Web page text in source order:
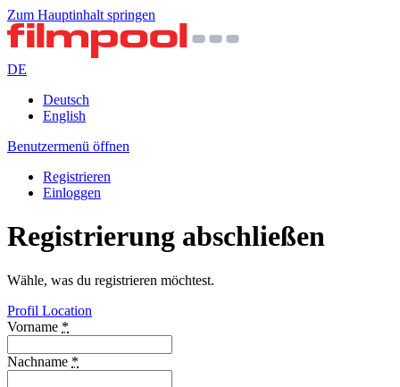
Zum Hauptinhalt springen
DE
Deutsch
English
Benutzermenü öffnen
Registrieren
Einloggen
Registrierung abschließen
Wähle, was du registrieren möchtest.
Profil Location
Vorname *
Nachname *